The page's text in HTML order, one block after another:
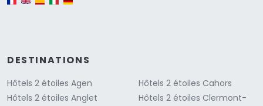
DESTINATIONS
Hôtels 2 étoiles Agen
Hôtels 2 étoiles Anglet
Hôtels 2 étoiles Cahors
Hôtels 2 étoiles Clermont-